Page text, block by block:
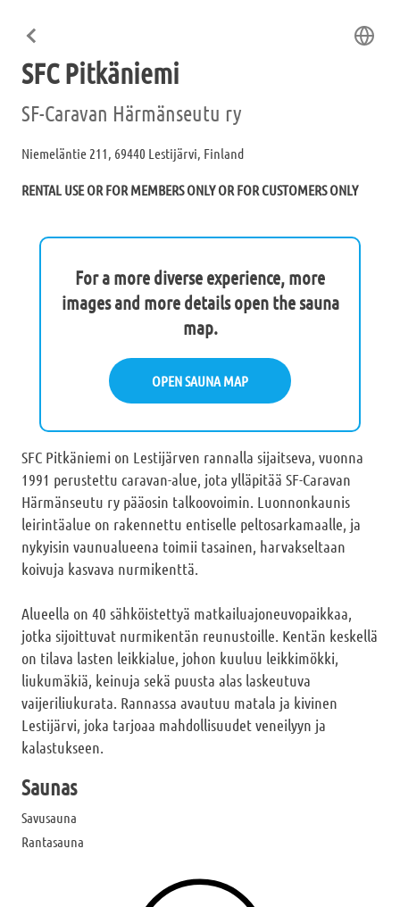
SFC Pitkäniemi
SF-Caravan Härmänseutu ry
Niemeläntie 211, 69440 Lestijärvi, Finland
RENTAL USE OR FOR MEMBERS ONLY OR FOR CUSTOMERS ONLY
For a more diverse experience, more
images and more details open the sauna
map.
OPEN SAUNA MAP
SFC Pitkäniemi on Lestijärven rannalla sijaitseva, vuonna
1991 perustettu caravan-alue, jota ylläpitää SF-Caravan
Härmänseutu ry pääosin talkoovoimin. Luonnonkaunis
leirintäalue on rakennettu entiselle peltosarkamaalle, ja
nykyisin vaunualueena toimii tasainen, harvakseltaan
koivuja kasvava nurmikenttä.
Alueella on 40 sähköistettyä matkailuajoneuvopaikkaa,
jotka sijoittuvat nurmikentän reunustoille. Kentän keskellä
on tilava lasten leikkialue, johon kuuluu leikkimökki,
liukumäkiä, keinuja sekä puusta alas laskeutuva
vaijeriliukurata. Rannassa avautuu matala ja kivinen
Lestijärvi, joka tarjoaa mahdollisuudet veneilyyn ja
kalastukseen.
Saunas
Savusauna
Rantasauna